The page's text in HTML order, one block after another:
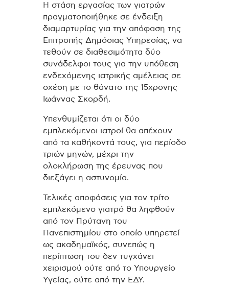
Η στάση εργασίας των γιατρών
πραγματοποιήθηκε σε ένδειξη
διαμαρτυρίας για την απόφαση της
Επιτροπής Δημόσιας Υπηρεσίας, να
τεθούν σε διαθεσιμότητα δύο
συνάδελφοι τους για την υπόθεση
ενδεχόμενης ιατρικής αμέλειας σε
σχέση με το θάνατο της 15χρονης
Ιωάννας Σκορδή.
Υπενθυμίζεται ότι οι δύο
εμπλεκόμενοι ιατροί θα απέχουν
από τα καθήκοντά τους, για περίοδο
τριών μηνών, μέχρι την
ολοκλήρωση της έρευνας που
διεξάγει η αστυνομία.
Τελικές αποφάσεις για τον τρίτο
εμπλεκόμενο γιατρό θα ληφθούν
από τον Πρύτανη του
Πανεπιστημίου στο οποίο υπηρετεί
ως ακαδημαϊκός, συνεπώς η
περίπτωση του δεν τυγχάνει
χειρισμού ούτε από το Υπουργείο
Υγείας, ούτε από την ΕΔΥ.